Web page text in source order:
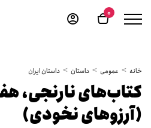
0
خانه عمومی داستان داستان ایران
(آرزوهای نخودی)